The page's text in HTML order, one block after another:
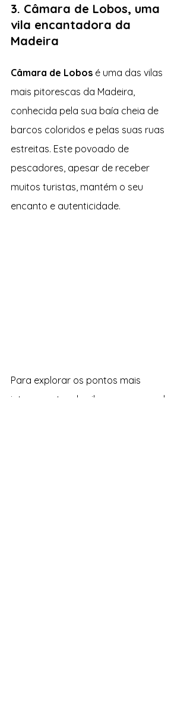
3. Câmara de Lobos, uma
vila encantadora da
Madeira
Câmara de Lobos é uma das vilas
mais pitorescas da Madeira,
conhecida pela sua baía cheia de
barcos coloridos e pelas suas ruas
estreitas. Este povoado de
pescadores, apesar de receber
muitos turistas, mantém o seu
encanto e autenticidade.
Para explorar os pontos mais
interessantes da vila, procura um dos